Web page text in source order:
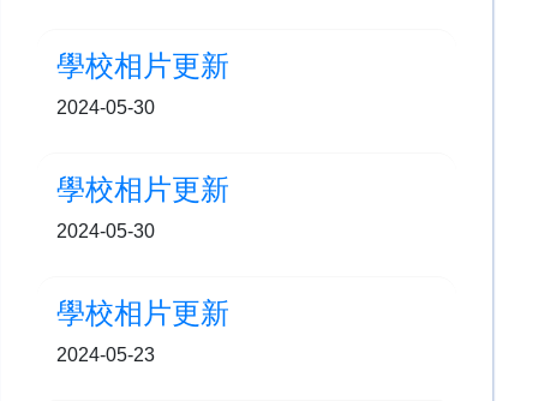
學校相片更新
2024-05-30
學校相片更新
2024-05-30
學校相片更新
2024-05-23